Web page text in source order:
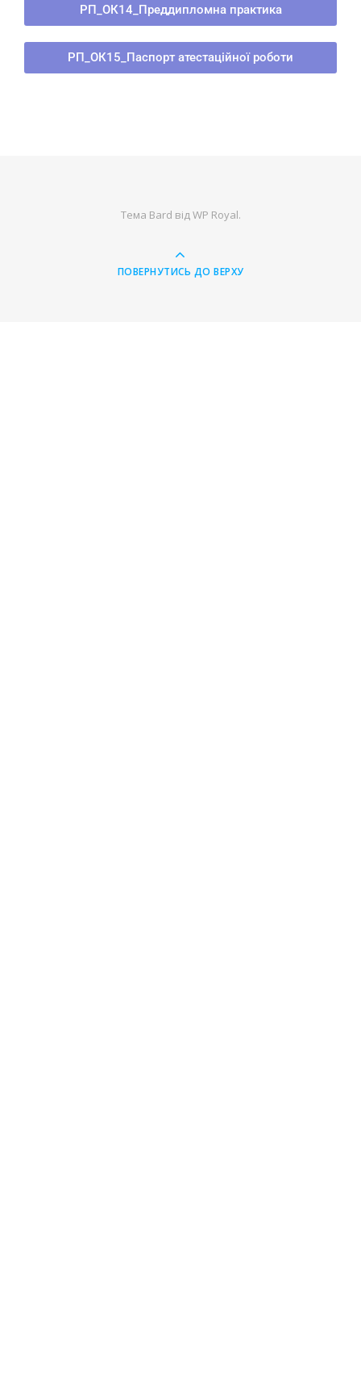
РП_ОК14_Преддипломна практика
РП_ОК15_Паспорт атестаційної роботи
Тема Bard відWP Royal.
ПОВЕРНУТИСЬ ДО ВЕРХУ